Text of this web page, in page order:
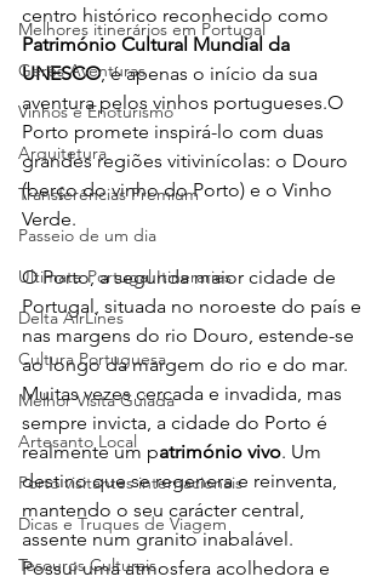
Melhores itinerários em Portugal
Gerês Aventuras
Vinhos e Enoturismo
Arquitetura
Transferências Premium
Passeio de um dia
Ultimate Portugal Itineraries
Delta AirLines
Cultura Portuguesa
Melhor Visita Guiada
Artesanto Local
Porto visitantes internacionais
Dicas e Truques de Viagem
Tesouros Culturais
centro histórico reconhecido como
Património Cultural Mundial da
UNESCO, é apenas o início da sua
aventura pelos vinhos portugueses.O
Porto promete inspirá-lo com duas
grandes regiões vitivinícolas: o Douro
(berço do vinho do Porto) e o Vinho
Verde.
O Porto, a segunda maior cidade de
Portugal, situada no noroeste do país e
nas margens do rio Douro, estende-se
ao longo da margem do rio e do mar.
Muitas vezes cercada e invadida, mas
sempre invicta, a cidade do Porto é
realmente um património vivo. Um
destino que se regenera e reinventa,
mantendo o seu carácter central,
assente num granito inabalável.
Possui uma atmosfera acolhedora e